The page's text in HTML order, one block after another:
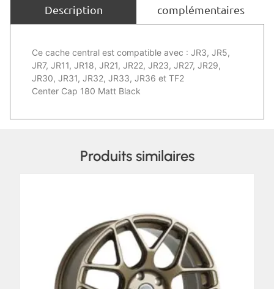
Description
complémentaires
Ce cache central est compatible avec : JR3, JR5,
JR7, JR11, JR18, JR21, JR22, JR23, JR27, JR29,
JR30, JR31, JR32, JR33, JR36 et TF2
Center Cap 180 Matt Black
Produits similaires